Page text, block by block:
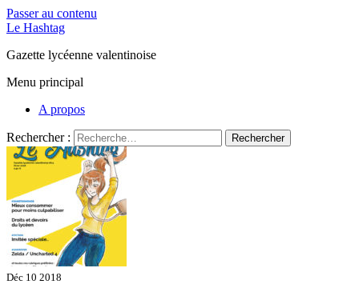
Passer au contenu
Le Hashtag
Gazette lycéenne valentinoise
Menu principal
A propos
Rechercher :
Déc 10 2018